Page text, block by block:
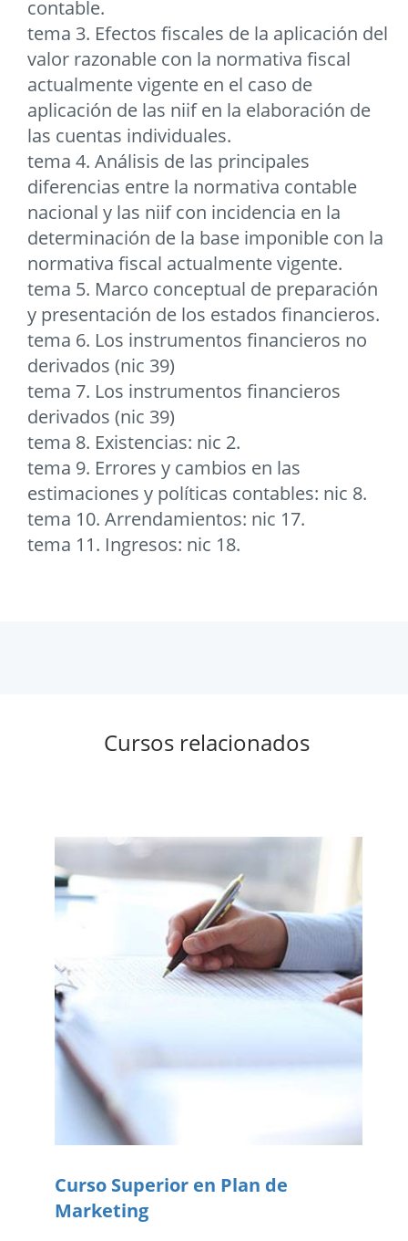
contable.
tema 3. Efectos fiscales de la aplicación del
valor razonable con la normativa fiscal
actualmente vigente en el caso de
aplicación de las niif en la elaboración de
las cuentas individuales.
tema 4. Análisis de las principales
diferencias entre la normativa contable
nacional y las niif con incidencia en la
determinación de la base imponible con la
normativa fiscal actualmente vigente.
tema 5. Marco conceptual de preparación
y presentación de los estados financieros.
tema 6. Los instrumentos financieros no
derivados (nic 39)
tema 7. Los instrumentos financieros
derivados (nic 39)
tema 8. Existencias: nic 2.
tema 9. Errores y cambios en las
estimaciones y políticas contables: nic 8.
tema 10. Arrendamientos: nic 17.
tema 11. Ingresos: nic 18.
Cursos relacionados
Curso Superior en Plan de
Marketing